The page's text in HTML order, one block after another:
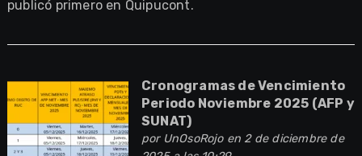
publicó primero en Quipucont.
Cronogramas de Vencimiento
Periodo Noviembre 2025 (AFP y
SUNAT)
por UnOsoRojoen 2 de diciembre de